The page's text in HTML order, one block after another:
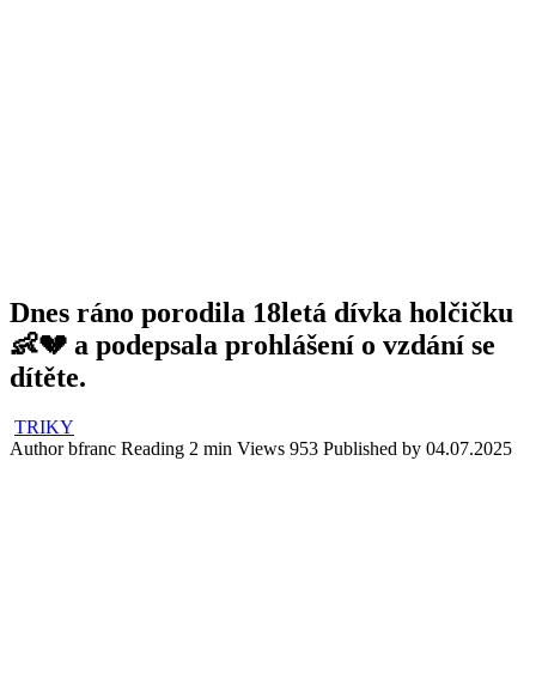
Dnes ráno porodila 18letá dívka holčičku
👶💔 a podepsala prohlášení o vzdání se
dítěte.
TRIKY
Author bfranc Reading 2 min Views 953 Published by 04.07.2025